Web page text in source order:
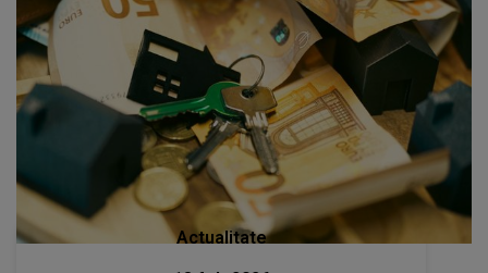
Actualitate